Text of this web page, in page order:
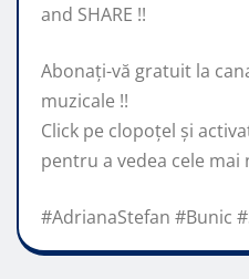
and SHARE !!
Abonaţi-vă gratuit la
muzicale !!
Click pe clopoţel și
pentru a vedea cele mai
#AdrianaStefan #Bunic